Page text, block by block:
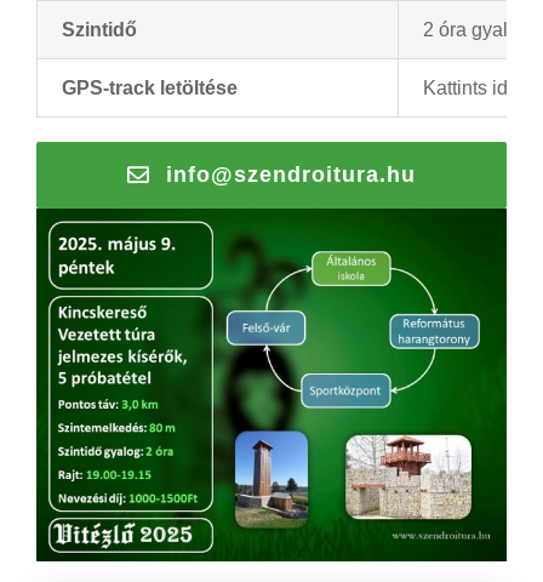
Szintidő 2 óra gyalog
GPS-track letöltése Kattints ide a
info@szendroitura.hu